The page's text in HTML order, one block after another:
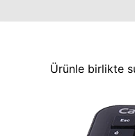
Ürünle birlikte